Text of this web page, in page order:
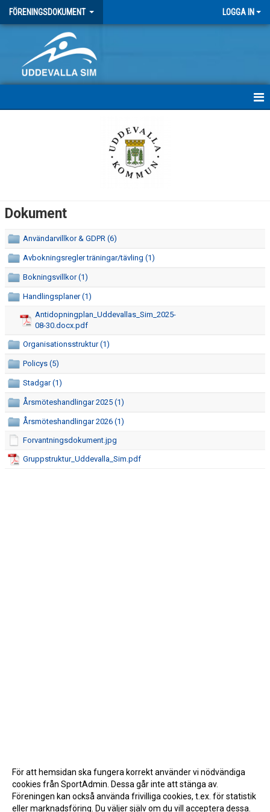
FÖRENINGSDOKUMENT LOGGA IN
Dokument
Användarvillkor & GDPR (6)
Avbokningsregler träningar/tävling (1)
Bokningsvillkor (1)
Handlingsplaner (1)
Antidopningplan_Uddevallas_Sim_2025-
08-30.docx.pdf
Organisationsstruktur (1)
Policys (5)
Stadgar (1)
Årsmöteshandlingar 2025 (1)
Årsmöteshandlingar 2026 (1)
Forvantningsdokument.jpg
Gruppstruktur_Uddevalla_Sim.pdf
För att hemsidan ska fungera korrekt använder vi nödvändiga
cookies från SportAdmin. Dessa går inte att stänga av.
Föreningen kan också använda frivilliga cookies, t.ex. för statistik
eller marknadsföring. Du väljer själv om du vill acceptera dessa.